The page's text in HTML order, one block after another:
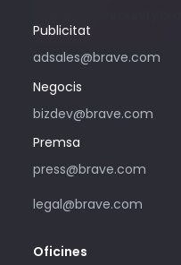
Publicitat
adsales@brave.com
Negocis
bizdev@brave.com
Premsa
press@brave.com
legal@brave.com
Oficines